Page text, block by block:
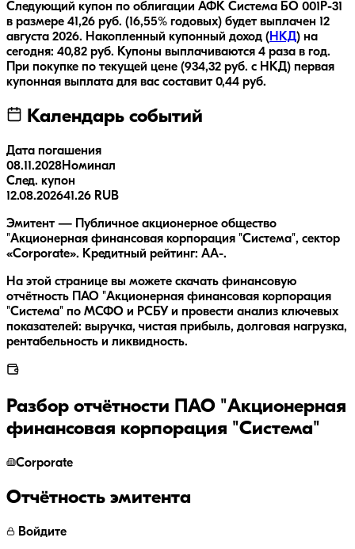
Следующий купон по облигации АФК Система БО 001Р-31
в размере 41,26 руб. (16,55% годовых) будет выплачен 12
августа 2026. Накопленный купонный доход ( НКД) на
сегодня: 40,82 руб. Купоны выплачиваются 4 раза в год.
При покупке по текущей цене (934,32 руб. с НКД) первая
купонная выплата для вас составит 0,44 руб.
Календарь событий
Дата погашения
08.11.2028Номинал
След. купон
12.08.202641.26 RUB
Эмитент — Публичное акционерное общество
"Акционерная финансовая корпорация "Система", сектор
«Corporate». Кредитный рейтинг: AA-.
На этой странице вы можете скачать финансовую
отчётность ПАО "Акционерная финансовая корпорация
"Система" по МСФО и РСБУ и провести анализ ключевых
показателей: выручка, чистая прибыль, долговая нагрузка,
рентабельность и ликвидность.
Разбор отчётности ПАО "Акционерная
финансовая корпорация "Система"
Corporate
Отчётность эмитента
Войдите